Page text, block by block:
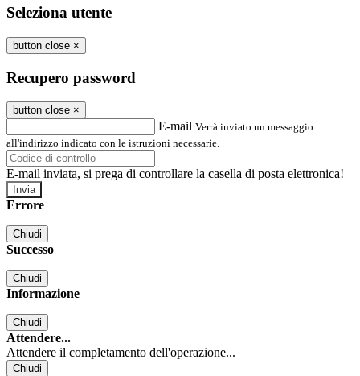
Seleziona utente
button close ×
Recupero password
button close ×
E-mail Verrà inviato un messaggio
all'indirizzo indicato con le istruzioni necessarie.
E-mail inviata, si prega di controllare la casella di posta elettronica!
Errore
Chiudi
Successo
Chiudi
Informazione
Chiudi
Attendere...
Attendere il completamento dell'operazione...
Chiudi